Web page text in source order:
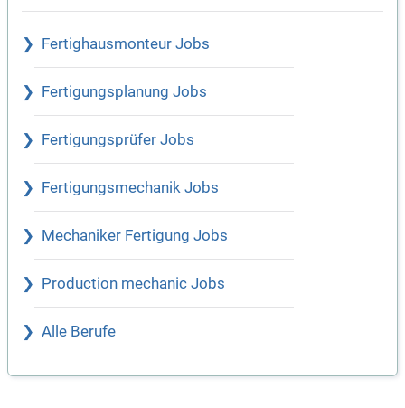
Fertighausmonteur Jobs
Fertigungsplanung Jobs
Fertigungsprüfer Jobs
Fertigungsmechanik Jobs
Mechaniker Fertigung Jobs
Production mechanic Jobs
Alle Berufe